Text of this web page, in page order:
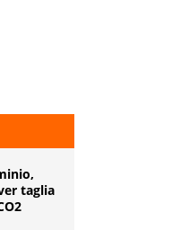
taglia